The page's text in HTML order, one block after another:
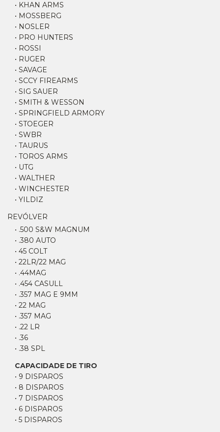
• KHAN ARMS
• MOSSBERG
• NOSLER
• PRO HUNTERS
• ROSSI
• RUGER
• SAVAGE
• SCCY FIREARMS
• SIG SAUER
• SMITH & WESSON
• SPRINGFIELD ARMORY
• STOEGER
• SWBR
• TAURUS
• TOROS ARMS
• UTG
• WALTHER
• WINCHESTER
• YILDIZ
REVÓLVER
• .500 S&W MAGNUM
• .380 AUTO
• 45 COLT
• 22LR/22 MAG
• .44MAG
• .454 CASULL
• .357 MAG E 9MM
• 22 MAG
• .357 MAG
• .22 LR
• .36
• .38 SPL
CAPACIDADE DE TIRO
• 9 DISPAROS
• 8 DISPAROS
• 7 DISPAROS
• 6 DISPAROS
• 5 DISPAROS